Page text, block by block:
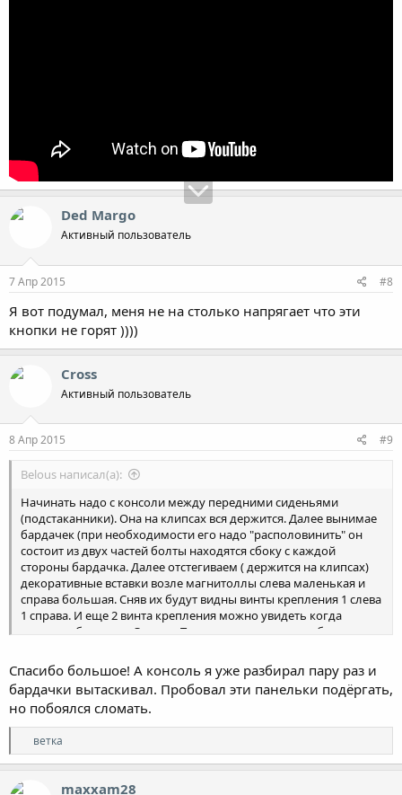
Ded Margo
Активный пользователь
7 Апр 2015 #8
Я вот подумал, меня не на столько напрягает что эти
кнопки не горят ))))
Cross
Активный пользователь
8 Апр 2015 #9
Belous написал(а):
Начинать надо с консоли между передними сиденьями
(подстаканники). Она на клипсах вся держится. Далее вынимае
бардачек (при необходимости его надо "располовинить" он
состоит из двух частей болты находятся сбоку с каждой
стороны бардачка. Далее отстегиваем ( держится на клипсах)
декоративные вставки возле магнитоллы слева маленькая и
справа большая. Сняв их будут видны винты крепления 1 слева
1 справа. И еще 2 винта крепления можно увидеть когда
снимется бардачек. Это все. Тянем магнитоллу на себя, она
магнитолла + климат , откручиваем блок климата.
Спасибо большое! А консоль я уже разбирал пару раз и
бардачки вытаскивал. Пробовал эти панельки подёргать,
но побоялся сломать.
Р
е
а
ветка
maxxam28